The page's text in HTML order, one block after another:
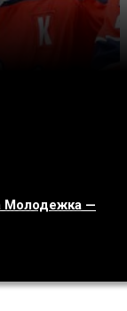
Молодежка —